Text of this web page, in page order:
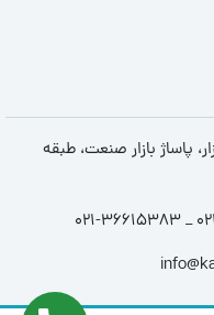
پاساژ بازار صنعت، طبقه